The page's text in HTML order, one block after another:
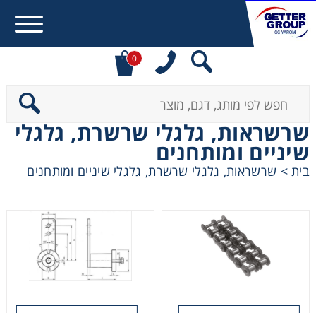
0
שרשראות, גלגלי שרשרת, גלגלי
שיניים ומותחנים
בית> שרשראות, גלגלי שרשרת, גלגלי שיניים ומותחנים
Error: Contact form not found.
מעונין לקבל הצעת מחיר או מידע עבור:
מקשרים, מצמדים ובלמים
מנועי חשמל וממסרות
מיסבים ובתי מיסב
שרשראות, גלגלי שרשרת וגלגלי שיניים